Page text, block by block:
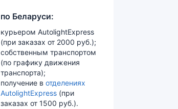
по Беларуси:
курьером AutolightExpress
(при заказах от 2000 руб.);
собственным транспортом
(по графику движения
транспорта);
получение в отделениях
AutolightExpress (при
заказах от 1500 руб.).